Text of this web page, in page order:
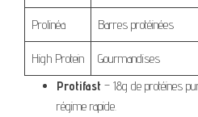
Prolinéa Barres protéinées
High Protein Gourmandises
Protifast – 18g de protéines
régime rapide.